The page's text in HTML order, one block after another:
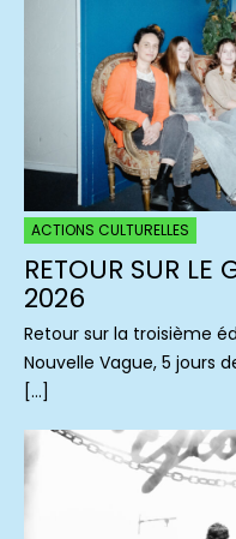
ACTIONS CULTURELLES
RETOUR SUR LE
2026
Retour sur la troisième
Nouvelle Vague, 5 jours
[…]